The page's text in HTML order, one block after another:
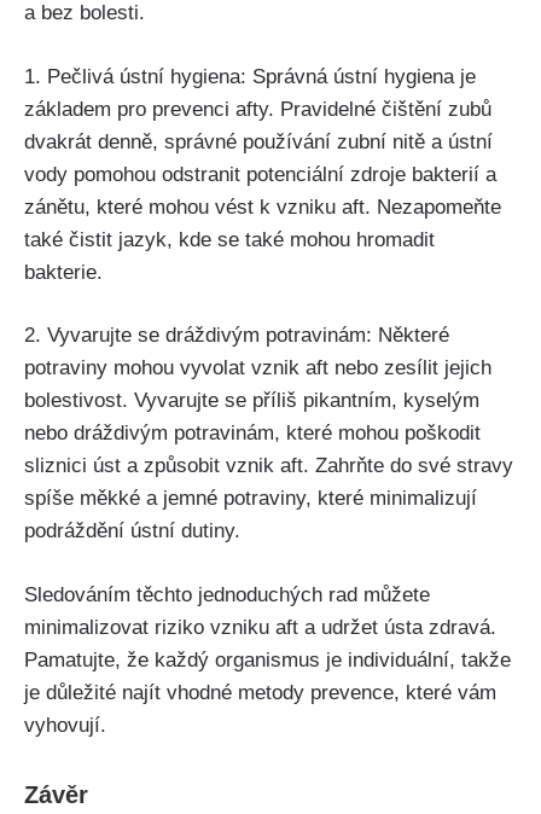
a bez bolesti.
1. Pečlivá ústní hygiena: Správná ústní⁢ hygiena⁢ je⁣
základem pro prevenci afty. Pravidelné čištění zubů‌
dvakrát denně, správné používání zubní nitě a ústní
vody pomohou​ odstranit potenciální zdroje bakterií a
zánětu, které mohou vést k vzniku aft. Nezapomeňte
také čistit jazyk, kde se také mohou hromadit
bakterie.
2. Vyvarujte se dráždivým potravinám: Některé
potraviny mohou vyvolat vznik aft nebo zesílit jejich
bolestivost. Vyvarujte se​ příliš pikantním, kyselým​
nebo dráždivým potravinám, které mohou poškodit
sliznici ⁤úst a způsobit vznik aft. Zahrňte do ‍své stravy
spíše měkké⁣ a jemné potraviny, které minimalizují
podráždění ústní dutiny.
Sledováním těchto jednoduchých rad ⁢můžete‍
minimalizovat riziko vzniku aft a udržet ústa zdravá.
⁣Pamatujte, že‌ každý organismus je individuální, takže
je důležité najít vhodné metody prevence, které vám
vyhovují.
Závěr